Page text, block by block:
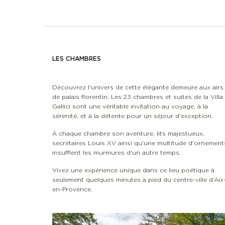
LES CHAMBRES
Découvrez l'univers de cette élégante demeure aux airs
de palais florentin. Les 23 chambres et suites de la Villa
Gallici sont une véritable invitation au voyage, à la
sérénité, et à la détente pour un séjour d'exception.
À chaque chambre son aventure, lits majestueux,
secrétaires Louis XV ainsi qu'une multitude
insufflent les murmures d'un autre temps.
Vivez une expérience unique dans ce lieu poétique à
seulement quelques minutes à pied du centre-ville
en-Provence.